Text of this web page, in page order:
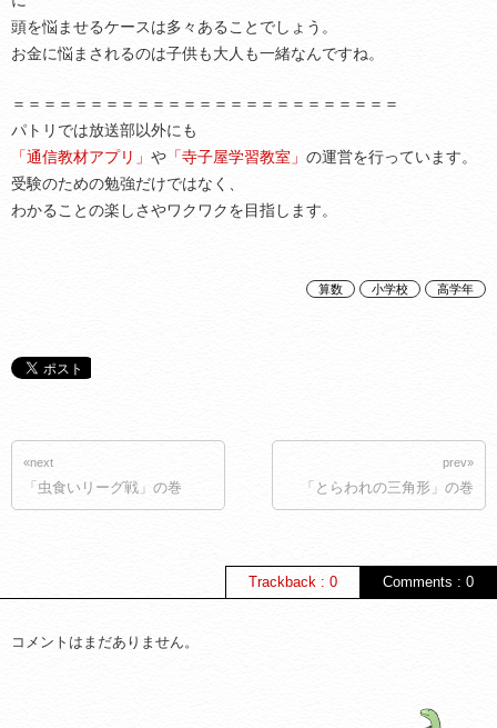
頭を悩ませるケースは多々あることでしょう。
お金に悩まされるのは子供も大人も一緒なんですね。
＝＝＝＝＝＝＝＝＝＝＝＝＝＝＝＝＝＝＝＝＝＝＝＝＝
パトリでは放送部以外にも
「通信教材アプリ」 や 「寺子屋学習教室」 の運営を行っています。
受験のための勉強だけではなく、
わかることの楽しさやワクワクを目指します。
算数 小学校 高学年
«next
「虫食いリーグ戦」の巻
prev»
「とらわれの三角形」の巻
Comments : 0
Trackback : 0
コメントはまだありません。